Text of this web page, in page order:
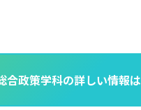
合政策学科の詳しい情報